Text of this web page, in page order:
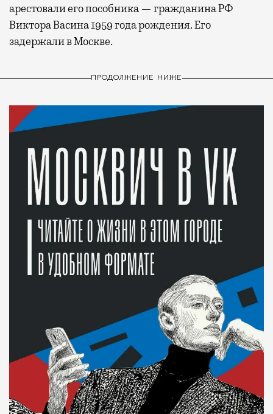
арестовали его пособника — гражданина РФ
Виктора Васина 1959 года рождения. Его
задержали в Москве.
ПРОДОЛЖЕНИЕ НИЖЕ